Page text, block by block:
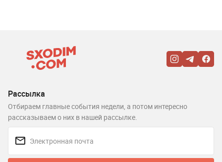
Рассылка
Отбираем главные события недели, а потом интересно
рассказываем о них в нашей рассылке.